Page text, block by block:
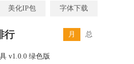
美化IP包 字体下载
行 月 总
v1.0.0 绿色版